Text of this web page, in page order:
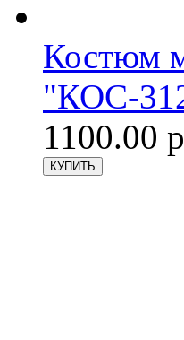
Костюм
"КОС-
1100.00